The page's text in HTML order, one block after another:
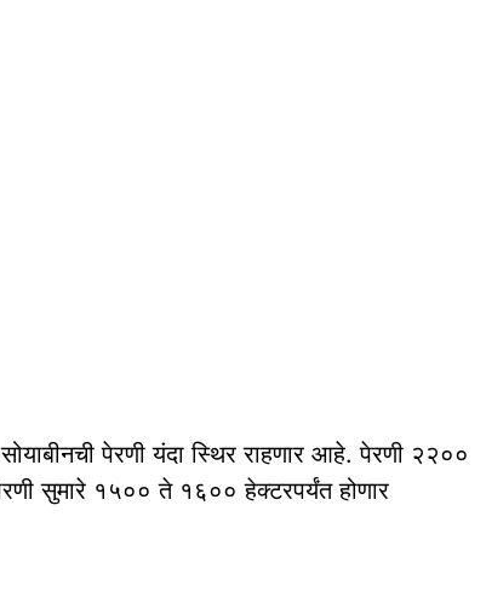
पेरणी यंदा स्थिर राहणार आहे. पेरणी २२००
सुमारे १५०० ते १६०० हेक्टरपर्यंत होणार